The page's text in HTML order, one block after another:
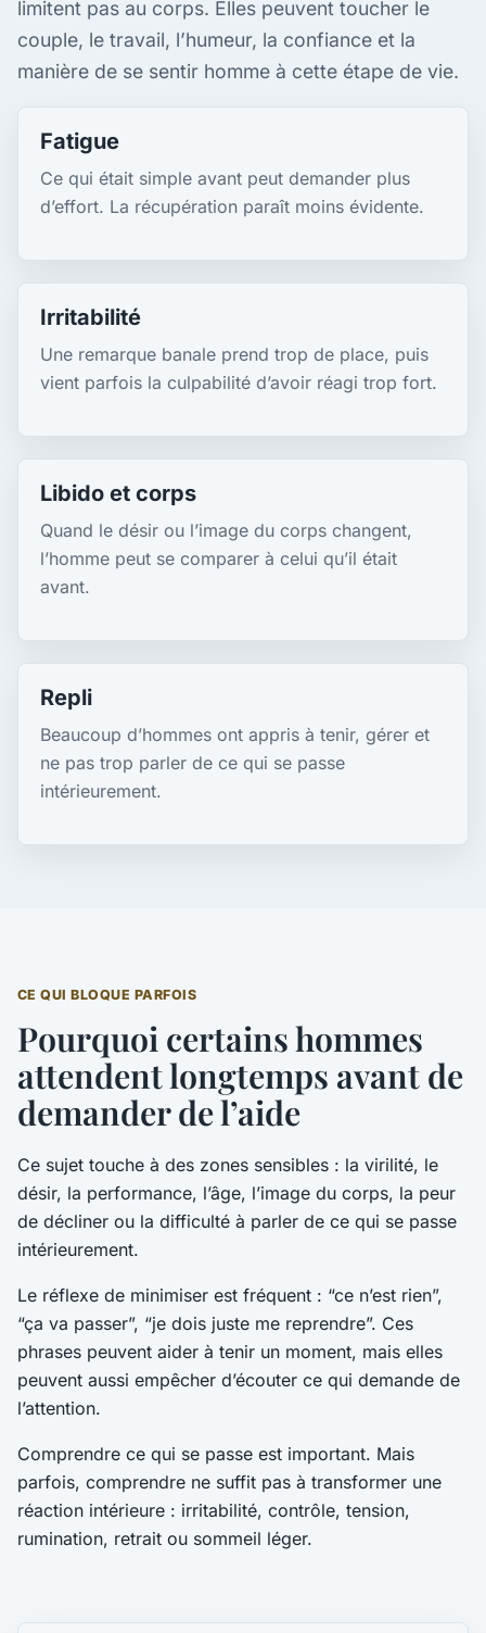
limitent pas au corps. Elles peuvent toucher le
couple, le travail, l’humeur, la confiance et la
manière de se sentir homme à cette étape de vie.
Fatigue
Ce qui était simple avant peut demander plus
d’effort. La récupération paraît moins évidente.
Irritabilité
Une remarque banale prend trop de place, puis
vient parfois la culpabilité d’avoir réagi trop fort.
Libido et corps
Quand le désir ou l’image du corps changent,
l’homme peut se comparer à celui qu’il était
avant.
Repli
Beaucoup d’hommes ont appris à tenir, gérer et
ne pas trop parler de ce qui se passe
intérieurement.
CE QUI BLOQUE PARFOIS
Pourquoi certains hommes
attendent longtemps avant de
demander de l’aide
Ce sujet touche à des zones sensibles : la virilité, le
désir, la performance, l’âge, l’image du corps, la peur
de décliner ou la difficulté à parler de ce qui se passe
intérieurement.
Le réflexe de minimiser est fréquent : “ce n’est rien”,
“ça va passer”, “je dois juste me reprendre”. Ces
phrases peuvent aider à tenir un moment, mais elles
peuvent aussi empêcher d’écouter ce qui demande de
l’attention.
Comprendre ce qui se passe est important. Mais
parfois, comprendre ne suffit pas à transformer une
réaction intérieure : irritabilité, contrôle, tension,
rumination, retrait ou sommeil léger.